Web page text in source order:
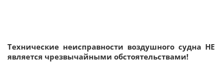
Технические неисправности воздушного судна НЕ
является чрезвычайными обстоятельствами!